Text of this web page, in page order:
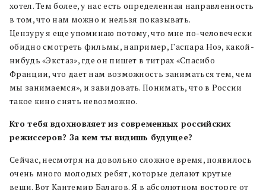
хотел. Тем более, у нас есть определенная направленность
в том, что нам можно и нельзя показывать.
Цензуру я еще упоминаю потому, что мне по-человечески
обидно смотреть фильмы, например, Гаспара Ноэ, какой-
нибудь «Экстаз», где он пишет в титрах «Спасибо
Франции, что дает нам возможность заниматься тем, чем
мы занимаемся», и завидовать. Понимать, что в России
такое кино снять невозможно.
Кто тебя вдохновляет из современных российских
режиссеров? За кем ты видишь будущее?
Сейчас, несмотря на довольно сложное время, появилось
очень много молодых ребят, которые делают крутые
вещи. Вот Кантемир Балагов. Я в абсолютном восторге от